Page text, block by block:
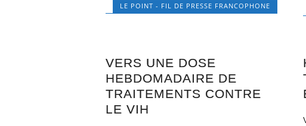
LE POINT - FIL DE PRESSE FRANCOPHONE
VERS UNE DOSE
HEBDOMADAIRE DE
TRAITEMENTS CONTRE
LE VIH